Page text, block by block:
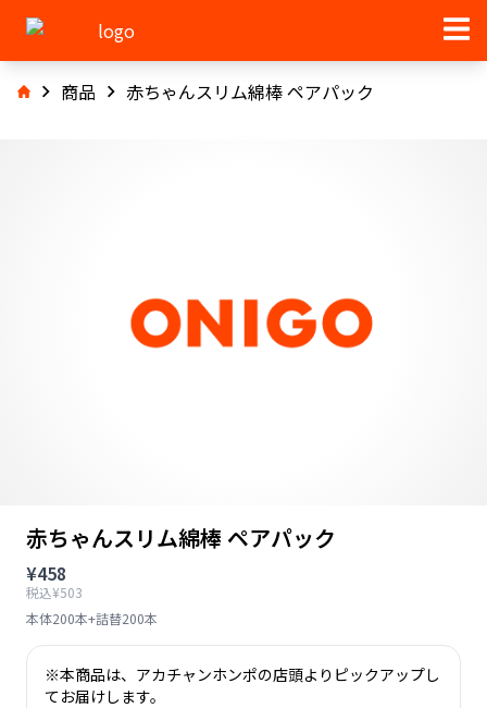
商品 赤ちゃんスリム綿棒 ペアパック
赤ちゃんスリム綿棒 ペアパック
¥458
税込¥503
本体200本+詰替200本
※本商品は、アカチャンホンポの店頭よりピックアップし
てお届けします。